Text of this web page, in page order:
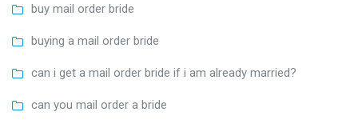
buy mail order bride
buying a mail order bride
can i get a mail order bride if i am already married?
can you mail order a bride